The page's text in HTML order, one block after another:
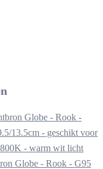
Globe - Rook - G95